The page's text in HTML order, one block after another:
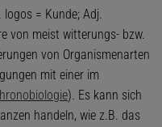
logos = Kunde; Adj.
von meist witterungs- bzw.
von Organismenarten
mit einer im
). Es kann sich
handeln, wie z.B. das